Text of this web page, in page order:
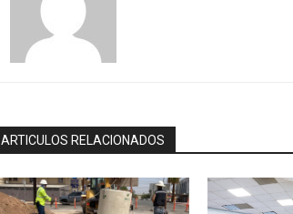
ARTICULOS RELACIONADOS